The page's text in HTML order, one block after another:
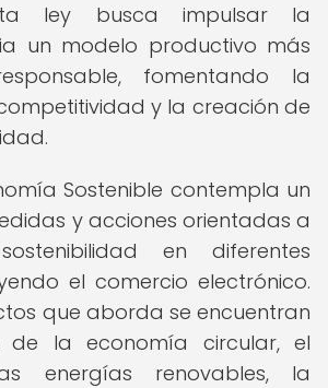
ley busca impulsar la
un modelo productivo más
fomentando la
y la creación de
Sostenible contempla un
y acciones orientadas a
en diferentes
el comercio electrónico.
que aborda se encuentran
de la economía circular, el
energías renovables, la